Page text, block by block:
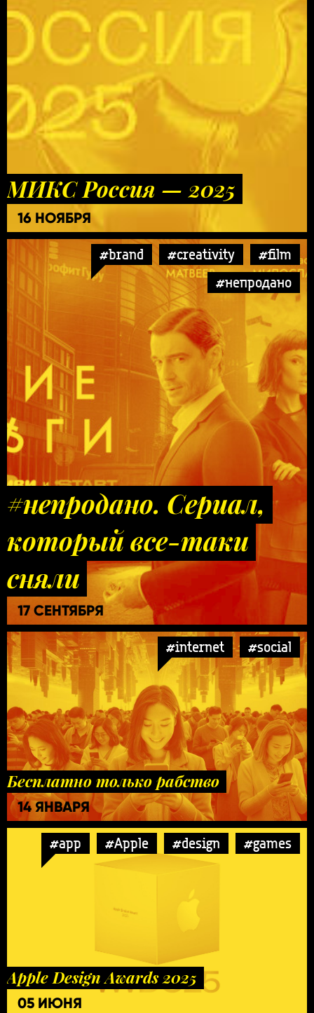
МИКС Россия — 2025
16 НОЯБРЯ
#brand #creativity
#film
#непродано
#непродано. Сериал,
который все-таки
сняли
17 СЕНТЯБРЯ
#internet #social
Бесплатно только рабство
14 ЯНВАРЯ
#app #Apple #design #games
Apple Design Awards 2025
05 ИЮНЯ